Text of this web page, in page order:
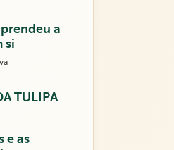
a
si
TULIPA
e as